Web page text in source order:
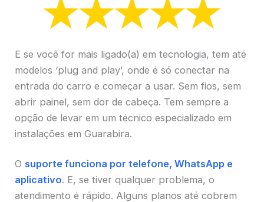
E se você for mais ligado(a) em tecnologia, tem até
modelos ‘plug and play’, onde é só conectar na
entrada do carro e começar a usar. Sem fios, sem
abrir painel, sem dor de cabeça. Tem sempre a
opção de levar em um técnico especializado em
instalações em Guarabira.
O suporte funciona por telefone, WhatsApp e
aplicativo. E, se tiver qualquer problema, o
atendimento é rápido. Alguns planos até cobrem